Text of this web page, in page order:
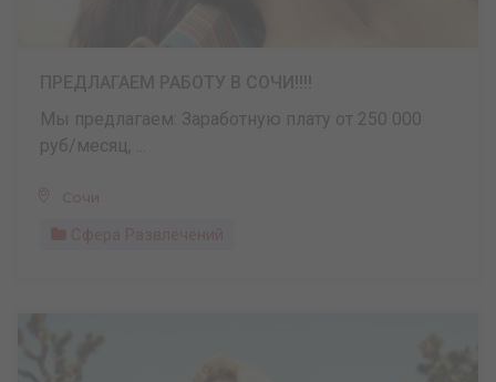
Мы предлагаем: Заработную плату от 250 000
руб/месяц, ...
Сочи
Сфера Развлечений